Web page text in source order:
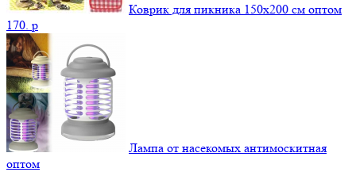
Коврик для пикника 150х200 см оптом
170. p
Лампа от насекомых антимоскитная
оптом